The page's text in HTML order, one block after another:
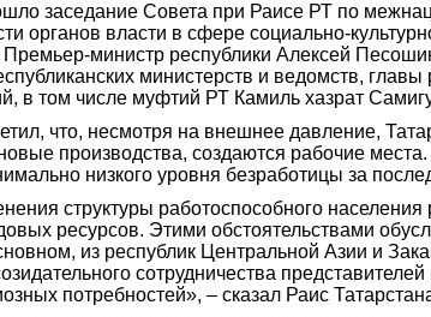
заседание Совета при Раисе РТ по
органов власти в сфере социально-
Премьер-министр республики Алексей
министерств и ведомств,
в том числе муфтий РТ Камиль хазрат
что, несмотря на внешнее давление,
производства, создаются рабочие
низкого уровня безработицы за
структуры работоспособного
ресурсов. Этими обстоятельствами
из республик Центральной Азии и
сотрудничества
потребностей», – сказал Раис